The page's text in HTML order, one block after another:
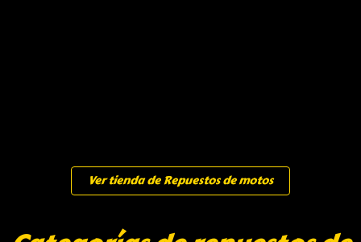
Ver tienda de Repuestos de motos